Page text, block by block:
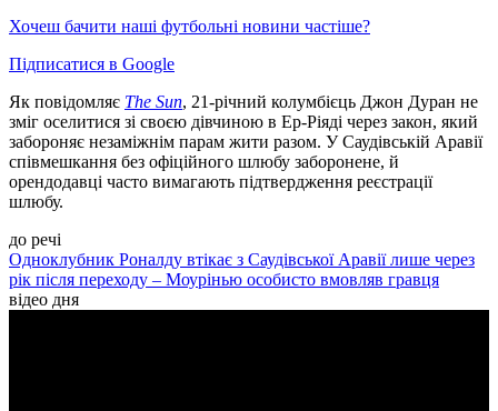
Хочеш бачити наші футбольні новини частіше?
Підписатися в Google
Як повідомляє The Sun, 21-річний колумбієць Джон Дуран не
зміг оселитися зі своєю дівчиною в Ер-Ріяді через закон, який
забороняє незаміжнім парам жити разом. У Саудівській Аравії
співмешкання без офіційного шлюбу заборонене, й
орендодавці часто вимагають підтвердження реєстрації
шлюбу.
до речі
Одноклубник Роналду втікає з Саудівської Аравії лише через
рік після переходу – Моурінью особисто вмовляв гравця
відео дня